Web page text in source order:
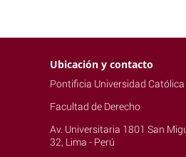
Ubicación y contacto
Pontificia Universidad Católica
Facultad de Derecho
Av. Universitaria 1801 San
32, Lima - Perú